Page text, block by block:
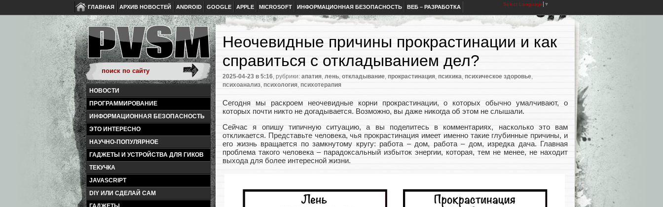
ГЛАВНАЯ АРХИВ НОВОСТЕЙ ANDROID GOOGLE APPLE MICROSOFT ИНФОРМАЦИОННАЯ БЕЗОПАСНОСТЬ ВЕБ – РАЗРАБОТКА Select Language ▼
НОВОСТИ
ПРОГРАММИРОВАНИЕ
ИНФОРМАЦИОННАЯ БЕЗОПАСНОСТЬ
ЭТО ИНТЕРЕСНО
НАУЧНО-ПОПУЛЯРНОЕ
ГАДЖЕТЫ И УСТРОЙСТВА ДЛЯ ГИКОВ
ТЕКУЧКА
JAVASCRIPT
DIY ИЛИ СДЕЛАЙ САМ
Неочевидные причины прокрастинации и как
справиться с откладыванием дел?
2025-04-23 в 5:16, рубрики: апатия, лень, откладывание, прокрастинация, психика, психическое здоровье,
психоанализ, психология, психотерапия
Сегодня мы раскроем неочевидные корни прокрастинации, о которых обычно умалчивают, о
которых почти никто не догадывается. Возможно, вы даже никогда об этом не слышали.
Сейчас я опишу типичную ситуацию, а вы поделитесь в комментариях, насколько это вам
откликается. Представьте человека, чья прокрастинация имеет именно такие глубинные причины, и
его жизнь вращается по замкнутому кругу: работа – дом, работа – дом, изредка дача. Главная
проблема такого человека – парадоксальный избыток энергии, которая, тем не менее, не находит
выхода для более интересной жизни.